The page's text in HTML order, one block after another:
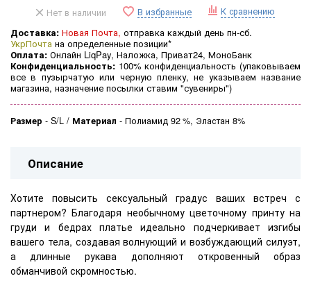
Нет в наличии В избранные К сравнению
Доставка: Новая Почта, отправка каждый день пн-сб.
УкрПочта на определенные позиции*
Оплата: Онлайн LiqPay, Наложка, Приват24, МоноБанк
Конфиденциальность: 100% конфиденциальность (упаковываем
все в пузырчатую или черную пленку, не указываем название
магазина, назначение посылки ставим "сувениры")
Размер - S/L Материал - Полиамид 92 %, Эластан 8%
Описание
Хотите повысить сексуальный градус ваших встреч с
партнером? Благодаря необычному цветочному принту на
груди и бедрах платье идеально подчеркивает изгибы
вашего тела, создавая волнующий и возбуждающий силуэт,
а длинные рукава дополняют откровенный образ
обманчивой скромностью.